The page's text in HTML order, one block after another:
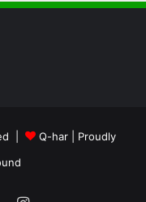
| Q-har | Proudly